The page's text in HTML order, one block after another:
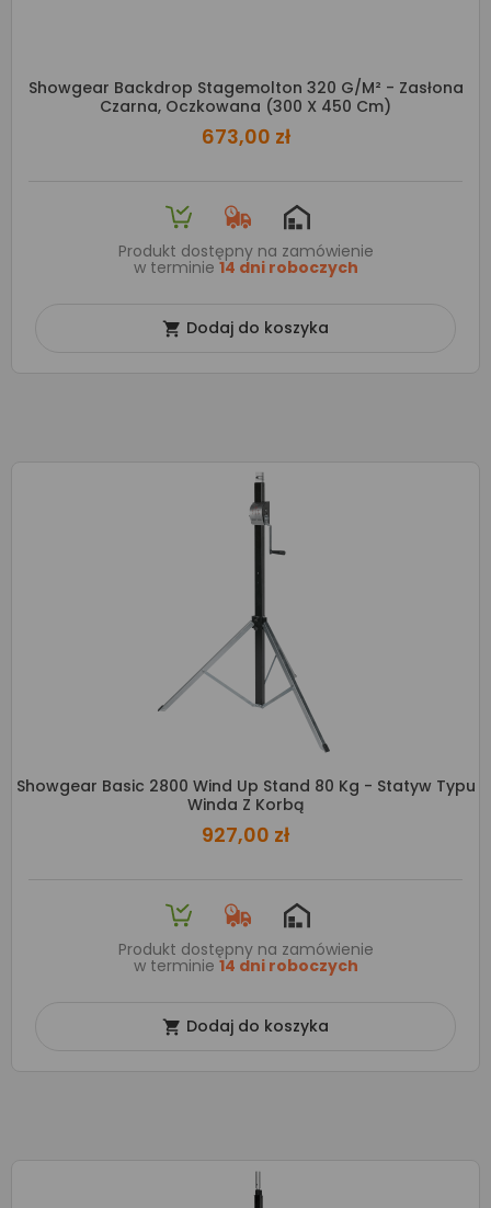
Showgear Backdrop Stagemolton 320 G/m² - Zasłona
Czarna, Oczkowana (300 X 450 Cm)
673,00 zł
Produkt dostępny na zamówienie
w terminie 14 dni roboczych
 Dodaj do koszyka
Showgear Basic 2800 Wind Up Stand 80 Kg - Statyw Typu
Winda Z Korbą
927,00 zł
Produkt dostępny na zamówienie
w terminie 14 dni roboczych
 Dodaj do koszyka